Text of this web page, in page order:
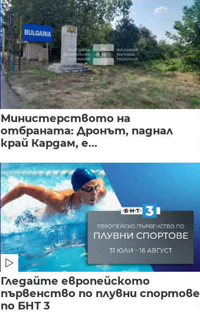
Министерството на
отбраната: Дронът, паднал
край Кардам, е...
Гледайте европейското
първенство по плувни спортове
по БНТ 3